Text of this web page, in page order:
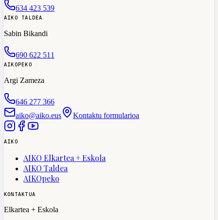
634 423 539
AIKO TALDEA
Sabin Bikandi
690 622 511
AIKOPEKO
Argi Zameza
646 277 366
aiko@aiko.eus
Kontaktu formularioa
AIKO
AIKO Elkartea + Eskola
AIKO Taldea
AIKOpeko
KONTAKTUA
Elkartea + Eskola